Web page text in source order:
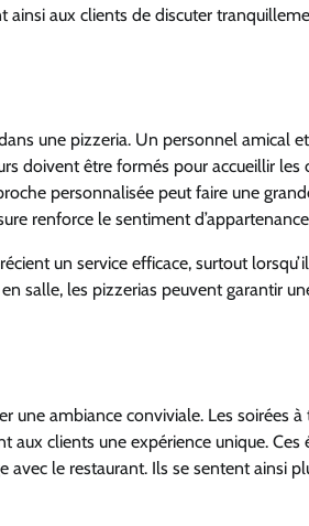
aux clients de discuter
une pizzeria. Un personnel amical
doivent être formés pour accueillir les
personnalisée peut faire une
renforce le sentiment
un service efficace, surtout
salle, les pizzerias peuvent garantir
une ambiance conviviale. Les soirées
aux clients une expérience unique.
le restaurant. Ils se sentent ainsi